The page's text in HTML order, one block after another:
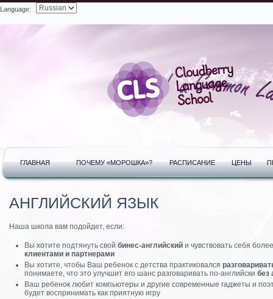
Language:
ГЛАВНАЯ ПОЧЕМУ «МОРОШКА»? РАСПИСАНИЕ ЦЕНЫ
АНГЛИЙСКИЙ ЯЗЫК
Наша школа вам подойдет, если:
Вы хотите подтянуть свой бинес-английский и чувствовать себя
клиентами и партнерами
Вы хотите, чтобы Ваш ребенок с детства практиковался
понимаете, что это улучшит его шанс разговаривать по-английски без
Ваш ребенок любит компьютеры и другие современные гаджеты и
будет воспринимать как приятную игру